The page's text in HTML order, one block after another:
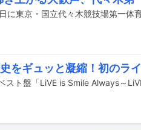
をギュッと凝縮！初のラ